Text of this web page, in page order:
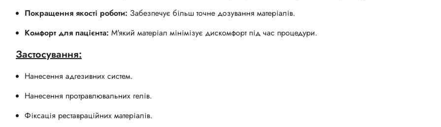
Покращення якості роботи: Забезпечує більш точне дозування матеріалів.
Комфорт для пацієнта: М'який матеріал мінімізує дискомфорт під час процедури.
Застосування:
Нанесення адгезивних систем.
Нанесення протравлювальних гелів.
Фіксація реставраційних матеріалів.